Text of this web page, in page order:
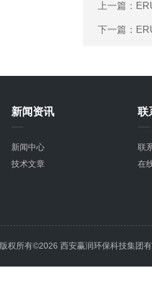
上一篇：
下一篇：
新闻资讯
新闻中心
技术文章
联
联
在
版权所有©2026 西安赢润环保科技集团